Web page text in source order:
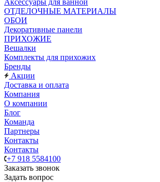
Аксессуары для ванной
ОТДЕЛОЧНЫЕ МАТЕРИАЛЫ
ОБОИ
Декоративные панели
ПРИХОЖИЕ
Вешалки
Комплекты для прихожих
Бренды
Акции
Доставка и оплата
Компания
О компании
Блог
Команда
Партнеры
Контакты
Контакты
+7 918 5584100
Заказать звонок
Задать вопрос